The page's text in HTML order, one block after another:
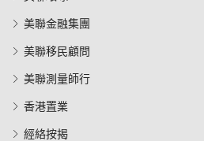
美聯金融集團
美聯移民顧問
美聯測量師行
香港置業
經絡按揭